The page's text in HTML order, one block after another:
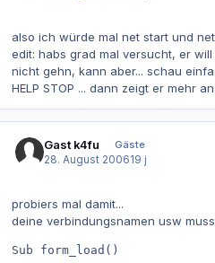
also ich würde mal net start und
edit: habs grad mal versucht, er
nicht gehn, kann aber... schau
HELP STOP ... dann zeigt er mehr an
Gast k4fu
Gäste
28. August 200619 j
probiers mal damit...
deine verbindungsnamen usw
Sub form_load()